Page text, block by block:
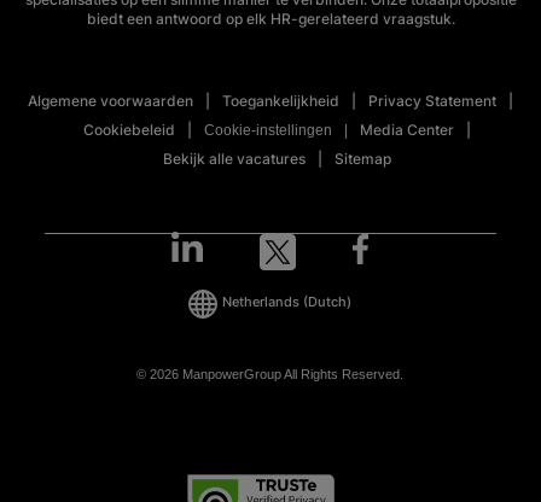
biedt een antwoord op elk HR-gerelateerd vraagstuk.
Algemene voorwaarden Toegankelijkheid
Privacy Statement
Cookiebeleid
Cookie-instellingen
Media Center
Bekijk alle vacatures
Sitemap
© 2026 ManpowerGroup All Rights Reserved.
Netherlands (Dutch)